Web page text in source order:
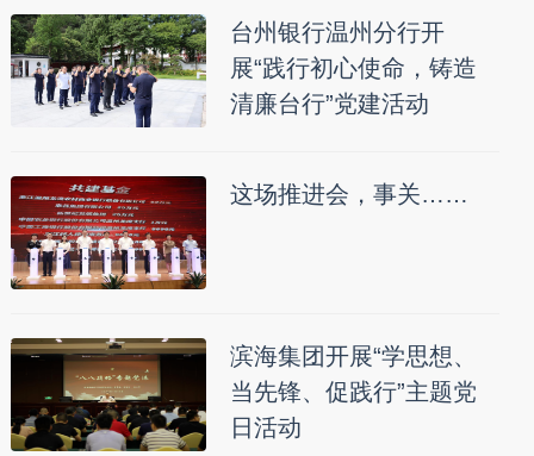
台州银行温州分行开
展“践行初心使命，铸造
清廉台行”党建活动
这场推进会，事关……
滨海集团开展“学思想、
当先锋、促践行”主题党
日活动